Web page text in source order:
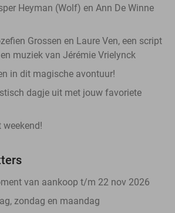
Heyman (Wolf) en Ann De Winne
Grossen en Laure Ven, een script
muziek van Jérémie Vrielynck
in dit magische avontuur!
dagje uit met jouw favoriete
weekend!
van aankoop t/m 22 nov 2026
zondag en maandag